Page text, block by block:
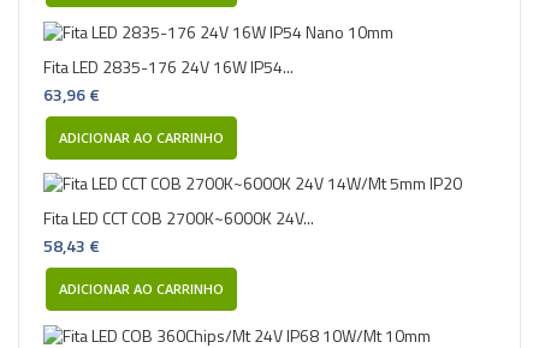
Fita LED 2835-176 24V 16W IP54...
63,96 €
ADICIONAR AO CARRINHO
Fita LED CCT COB 2700K~6000K 24V...
58,43 €
ADICIONAR AO CARRINHO